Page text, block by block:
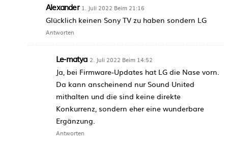
Alexander 1. Juli 2022 Beim 21:16
Glücklich keinen Sony TV zu haben sondern LG
Antworten
Le-matya 2. Juli 2022 Beim 14:52
Ja, bei Firmware-Updates hat LG die Nase vorn.
Da kann anscheinend nur Sound United
mithalten und die sind keine direkte
Konkurrenz, sondern eher eine wunderbare
Ergänzung.
Antworten